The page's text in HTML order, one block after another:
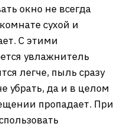
окно не всегда
сухой и
С этими
увлажнитель
легче, пыль сразу
убрать, да и в целом
пропадает. При